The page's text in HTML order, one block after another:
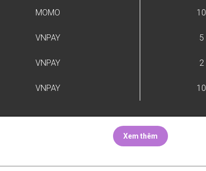
MOMO 10
VNPAY 5
VNPAY 2
VNPAY 10
Xem thêm